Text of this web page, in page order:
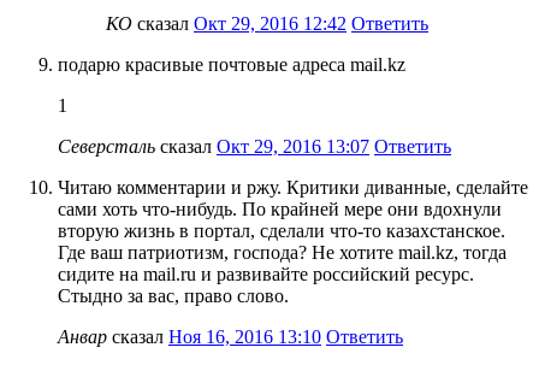
КО сказал Окт 29, 2016 12:42 Ответить
подарю красивые почтовые адреса mail.kz
1
Северсталь сказал Окт 29, 2016 13:07 Ответить
Читаю комментарии и ржу. Критики диванные, сделайте
сами хоть что-нибудь. По крайней мере они вдохнули
вторую жизнь в портал, сделали что-то казахстанское.
Где ваш патриотизм, господа? Не хотите mail.kz, тогда
сидите на mail.ru и развивайте российский ресурс.
Стыдно за вас, право слово.
Анвар сказал Ноя 16, 2016 13:10 Ответить